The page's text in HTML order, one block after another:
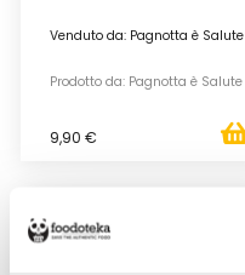
Venduto da: Pagnotta è Salute
Prodotto da: Pagnotta è Salute
9,90 €